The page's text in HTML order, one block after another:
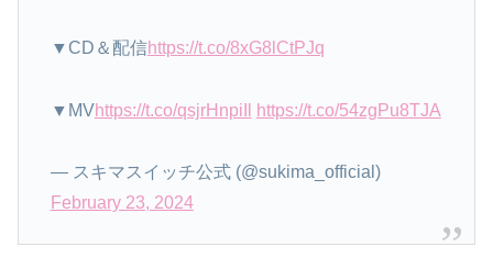
▼CD＆配信https://t.co/8xG8lCtPJq
▼MVhttps://t.co/qsjrHnpiIl https://t.co/54zgPu8TJA
— スキマスイッチ公式 (@sukima_official)
February 23, 2024